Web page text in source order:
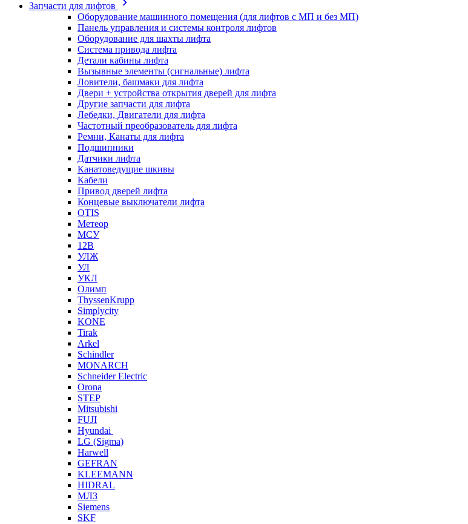
Запчасти для лифтов
Оборудование машинного помещения (для лифтов с МП и без МП)
Панель управления и системы контроля лифтов
Оборудование для шахты лифта
Система привода лифта
Детали кабины лифта
Вызывные элементы (сигнальные) лифта
Ловители, башмаки для лифта
Двери + устройства открытия дверей для лифта
Другие запчасти для лифта
Лебедки, Двигатели для лифта
Частотный преобразователь для лифта
Ремни, Канаты для лифта
Подшипники
Датчики лифта
Канатоведущие шкивы
Кабели
Привод дверей лифта
Концевые выключатели лифта
OTIS
Метеор
МСУ
12В
УЛЖ
УЛ
УКЛ
Олимп
ThyssenKrupp
Simplycity
KONE
Tirak
Arkel
Schindler
MONARCH
Schneider Electric
Orona
STEP
Mitsubishi
FUJI
Hyundai
LG (Sigma)
Harwell
GEFRAN
KLEEMANN
HIDRAL
МЛЗ
Siemens
SKF